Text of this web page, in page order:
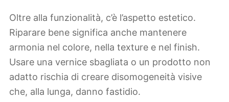
Oltre alla funzionalità, c’è l’aspetto estetico.
Riparare bene significa anche mantenere
armonia nel colore, nella texture e nel finish.
Usare una vernice sbagliata o un prodotto non
adatto rischia di creare disomogeneità visive
che, alla lunga, danno fastidio.